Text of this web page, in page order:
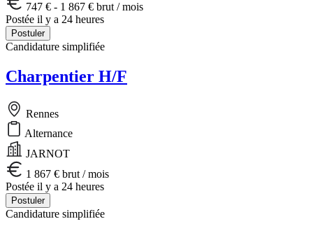
747 € - 1 867 € brut / mois
Postée il y a 24 heures
Postuler
Candidature simplifiée
Charpentier H/F
Rennes
Alternance
JARNOT
1 867 € brut / mois
Postée il y a 24 heures
Postuler
Candidature simplifiée